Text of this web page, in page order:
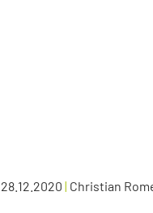
28.12.2020 | Christian